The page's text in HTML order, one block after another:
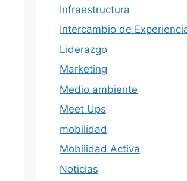
Infraestructura
Intercambio de
Liderazgo
Marketing
Medio ambiente
Meet Ups
mobilidad
Mobilidad Activa
Noticias